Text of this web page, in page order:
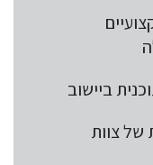
ביישוב
של צוות